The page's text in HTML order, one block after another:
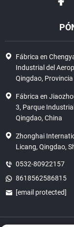
Fábrica en
Industrial del
Qingdao,
Fábrica en
3, Parque
Qingdao, China
Zhonghai
Licang, Qingdao,
0532-80922157
8618562586815
[email protected]